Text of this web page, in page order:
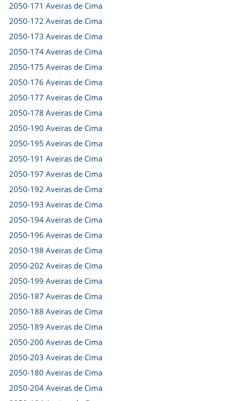
2050-171 Aveiras de Cima
2050-172 Aveiras de Cima
2050-173 Aveiras de Cima
2050-174 Aveiras de Cima
2050-175 Aveiras de Cima
2050-176 Aveiras de Cima
2050-177 Aveiras de Cima
2050-178 Aveiras de Cima
2050-190 Aveiras de Cima
2050-195 Aveiras de Cima
2050-191 Aveiras de Cima
2050-197 Aveiras de Cima
2050-192 Aveiras de Cima
2050-193 Aveiras de Cima
2050-194 Aveiras de Cima
2050-196 Aveiras de Cima
2050-198 Aveiras de Cima
2050-202 Aveiras de Cima
2050-199 Aveiras de Cima
2050-187 Aveiras de Cima
2050-188 Aveiras de Cima
2050-189 Aveiras de Cima
2050-200 Aveiras de Cima
2050-203 Aveiras de Cima
2050-180 Aveiras de Cima
2050-204 Aveiras de Cima